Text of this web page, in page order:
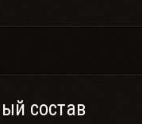
состав